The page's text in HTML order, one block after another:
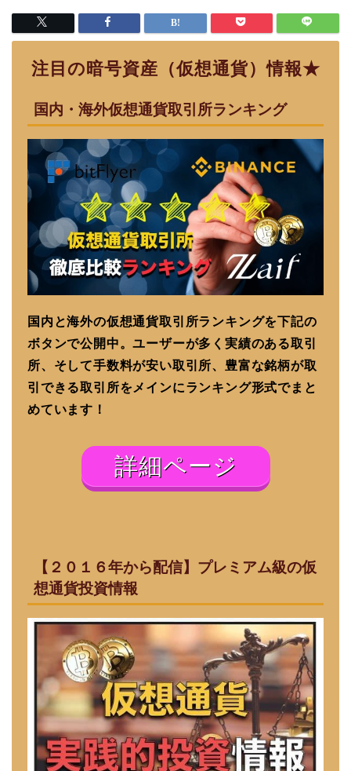
注目の暗号資産（仮想通貨）情報★
国内・海外仮想通貨取引所ランキング
国内と海外の仮想通貨取引所ランキングを下記の
ボタンで公開中。ユーザーが多く実績のある取引
所、そして手数料が安い取引所、豊富な銘柄が取
引できる取引所をメインにランキング形式でまと
めています！
詳細ページ
【２０１６年から配信】プレミアム級の仮
想通貨投資情報